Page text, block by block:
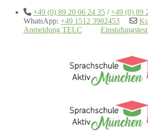
+49 (0) 89 20 06 24 35 /+49 (0) 89
WhatsApp: +49 1512 3982453
Anmeldung TELC
Einstufungstest